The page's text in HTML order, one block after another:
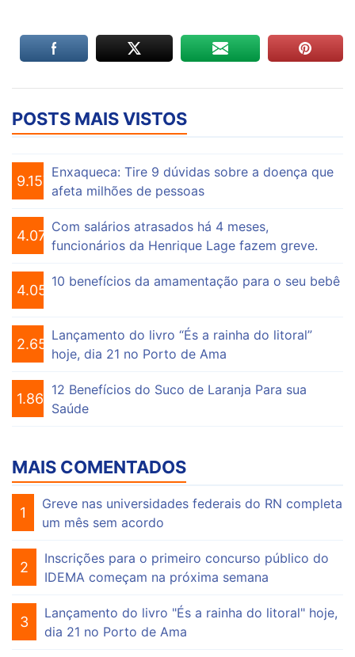
POSTS MAIS VISTOS
9.157
Enxaqueca: Tire 9 dúvidas sobre a doença que
afeta milhões de pessoas
4.076
Com salários atrasados há 4 meses,
funcionários da Henrique Lage fazem greve.
4.056
10 benefícios da amamentação para o seu bebê
2.656
Lançamento do livro “És a rainha do litoral”
hoje, dia 21 no Porto de Ama
1.864
12 Benefícios do Suco de Laranja Para sua
Saúde
MAIS COMENTADOS
1
Greve nas universidades federais do RN completa
um mês sem acordo
2
Inscrições para o primeiro concurso público do
IDEMA começam na próxima semana
3
Lançamento do livro "És a rainha do litoral" hoje,
dia 21 no Porto de Ama